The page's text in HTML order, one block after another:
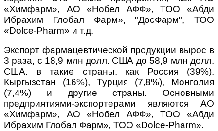
«Химфарм», АО «Нобел АФФ», ТОО «Абди
Ибрахим Глобал Фарм», "ДосФарм", ТОО
«Dolce-Pharm» и т.д.
Экспорт фармацевтической продукции вырос в
3 раза, с 18,9 млн долл. США до 58,9 млн долл.
США, в такие страны, как Россия (39%),
Кыргызстан (16%), Турция (7,8%), Монголия
(7,4%) и другие страны. Основными
предприятиями-экспортерами являются АО
«Химфарм», АО «Нобел АФФ», ТОО «Абди
Ибрахим Глобал Фарм», ТОО «Dolce-Pharm».